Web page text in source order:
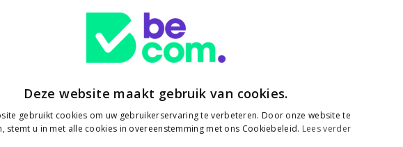
Deze website maakt gebruik van cookies.
gebruikt cookies om uw gebruikerservaring te verbeteren. Door onze website te
stemt u in met alle cookies in overeenstemming met ons Cookiebeleid. Lees verder